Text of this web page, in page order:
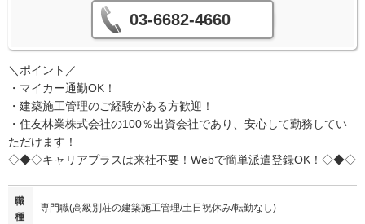
03-6682-4660
＼ポイント／
・マイカー通勤OK！
・建築施工管理のご経験がある方歓迎！
・住友林業株式会社の100％出資会社であり、安心して勤務してい
ただけます！
◇◆◇キャリアプラスは来社不要！Webで簡単派遣登録OK！◇◆◇
職
種
専門職(高級別荘の建築施工管理/土日祝休み/転勤なし)